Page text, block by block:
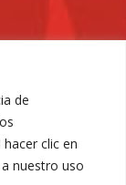
de
clic en
nuestro uso
Murcia